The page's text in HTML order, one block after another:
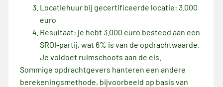
Locatiehuur bij gecertificeerde locatie: 3.000
euro
Resultaat: je hebt 3.000 euro besteed aan een
SROI-partij, wat 6% is van de opdrachtwaarde.
Je voldoet ruimschoots aan de eis.
Sommige opdrachtgevers hanteren een andere
berekeningsmethode, bijvoorbeeld op basis van